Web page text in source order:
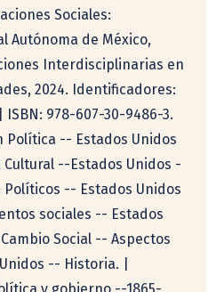
Sociales:
Autónoma de México,
Interdisciplinarias en
2024. Identificadores:
ISBN: 978-607-30-9486-3.
Política -- Estados Unidos
--Estados Unidos -
-- Estados Unidos
sociales -- Estados
Social -- Aspectos
-- Historia. |